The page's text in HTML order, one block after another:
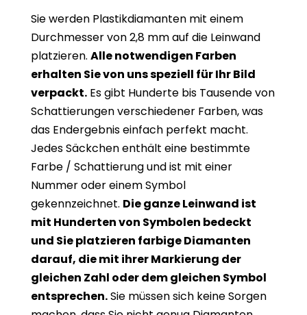
Sie werden Plastikdiamanten mit einem
Durchmesser von 2,8 mm auf die Leinwand
platzieren. Alle notwendigen Farben
erhalten Sie von uns speziell für Ihr Bild
verpackt. Es gibt Hunderte bis Tausende von
Schattierungen verschiedener Farben, was
das Endergebnis einfach perfekt macht.
Jedes Säckchen enthält eine bestimmte
Farbe / Schattierung und ist mit einer
Nummer oder einem Symbol
gekennzeichnet. Die ganze Leinwand ist
mit Hunderten von Symbolen bedeckt
und Sie platzieren farbige Diamanten
darauf, die mit ihrer Markierung der
gleichen Zahl oder dem gleichen Symbol
entsprechen.Sie müssen sich keine Sorgen